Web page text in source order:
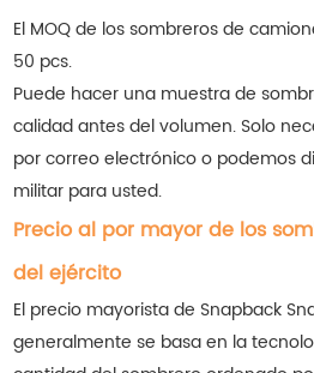
El MOQ de los sombreros de
50 pcs.
Puede hacer una muestra de
calidad antes del volumen. Solo
por correo electrónico o podemos
militar para usted.
Precio al por mayor de los
del ejército
El precio mayorista de Snapback
generalmente se basa en la